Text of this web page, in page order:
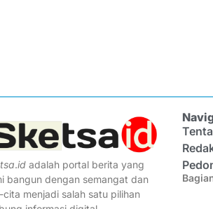
.id adalah portal berita yang
bangun dengan semangat dan
menjadi salah satu pilihan